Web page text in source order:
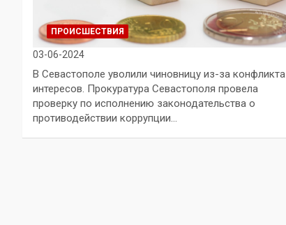
ПРОИСШЕСТВИЯ
03-06-2024
В Севастополе уволили чиновницу из-за конфликта
интересов. Прокуратура Севастополя провела
проверку по исполнению законодательства о
противодействии коррупции…